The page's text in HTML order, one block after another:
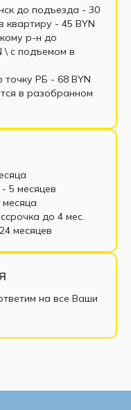
до подъезда - 30
квартиру - 45 BYN
р-н до
\ c подъемом в
РБ - 68 BYN
в разобранном
5 месяцев
до 4 мес.
месяцев
на все Ваши